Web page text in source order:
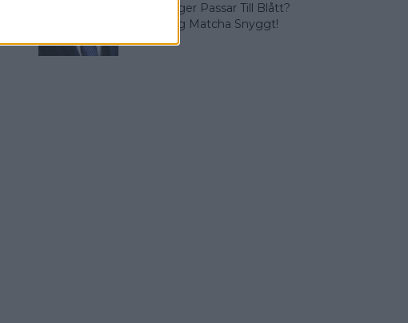
Vilka Färger Passar Till Blått?
Vi Lär Dig Matcha Snyggt!